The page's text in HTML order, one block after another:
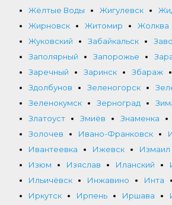
Жёлтые Воды
Жигулевск
Жирновск
Житомир Жолква
Жуковский
Забайкальск
Заполярный
Запорожье
Заречный
Заринск Збараж
Здолбунов
Зеленогорск
Зеленокумск
Зерноград
Златоуст
Змиёв Знаменка
Золочев
Ивано-Франковск
Ивантеевка
Ижевск Измаил
Изюм
Изяслав Иланский
Ильичёвск
Инжавино Инта
Иркутск
Ирпень Иршава